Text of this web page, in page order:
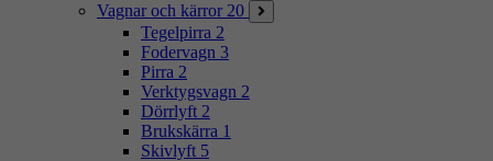
Vagnar och kärror 20
Tegelpirra 2
Fodervagn 3
Pirra 2
Verktygsvagn 2
Dörrlyft 2
Brukskärra 1
Skivlyft 5